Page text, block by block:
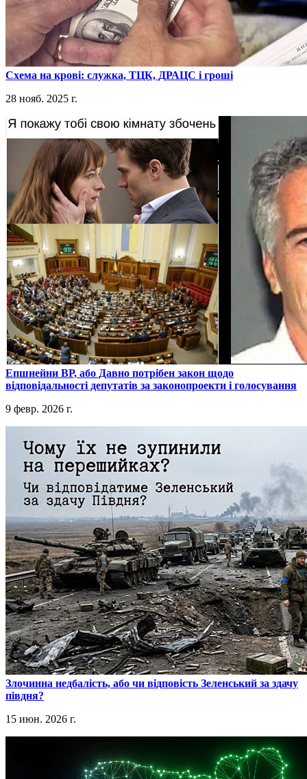
​Схема на крові: служка, ТЦК, ДРАЦС і гроші
28 нояб. 2025 г.
​Епшнейни ВР, або Давно потрібен закон щодо
відповідальності депутатів за законопроекти і голосування
9 февр. 2026 г.
​Злочинна недбалість, або чи відповість Зеленський за здачу
півдня?
15 июн. 2026 г.